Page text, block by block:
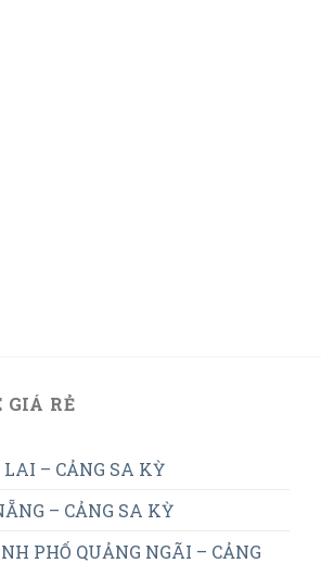
GIÁ RẺ
LAI – CẢNG SA KỲ
– CẢNG SA KỲ
PHỐ QUẢNG NGÃI – CẢNG